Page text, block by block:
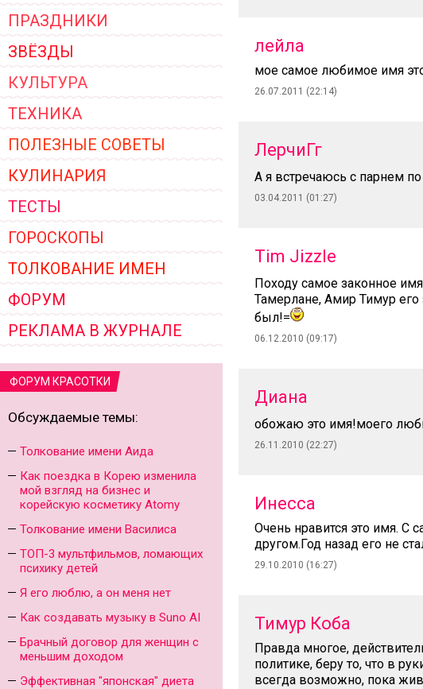
ПРАЗДНИКИ
ЗВЁЗДЫ
КУЛЬТУРА
ТЕХНИКА
ПОЛЕЗНЫЕ СОВЕТЫ
КУЛИНАРИЯ
ТЕСТЫ
ГОРОСКОПЫ
ТОЛКОВАНИЕ ИМЕН
ФОРУМ
РЕКЛАМА В ЖУРНАЛЕ
ФОРУМ КРАСОТКИ
Обсуждаемые темы:
Толкование имени Аида
Как поездка в Корею изменила
мой взгляд на бизнес и
корейскую косметику Atomy
Толкование имени Василиса
ТОП-3 мультфильмов, ломающих
психику детей
Я его люблю, а он меня нет
Как создавать музыку в Suno AI
Брачный договор для женщин с
меньшим доходом
Эффективная "японская" диета
лейла
мое самое любимое имя
26.07.2011 (22:14)
ЛерчиГг
А я встречаюсь с парнем
03.04.2011 (01:27)
Tim Jizzle
Походу самое законное
Тамерлане, Амир Тимур
был!=
06.12.2010 (09:17)
Диана
обожаю это имя!моего
26.11.2010 (22:27)
Инесса
Очень нравится это имя.
другом.Год назад его не
29.10.2010 (16:27)
Тимур Коба
Правда многое,
политике, беру то, что в
всегда возможно, пока